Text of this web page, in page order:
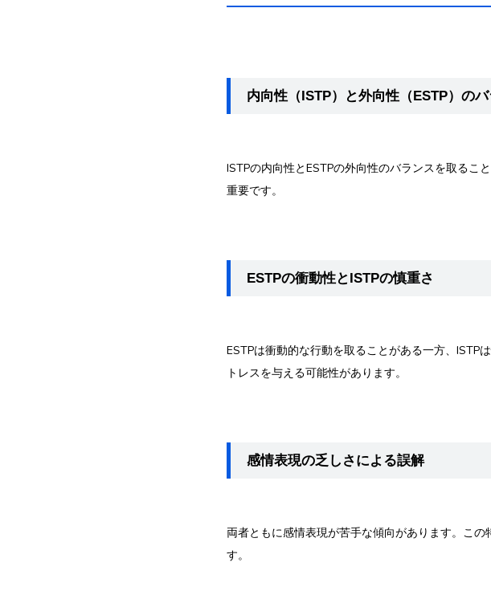
内向性（ISTP）と外向性（ESTP）の
ISTPの内向性とESTPの外向性のバランスを取るこ
重要です。
ESTPの衝動性とISTPの慎重さ
ESTPは衝動的な行動を取ることがある一方、ISTP
トレスを与える可能性があります。
感情表現の乏しさによる誤解
両者ともに感情表現が苦手な傾向があります。こ
す。